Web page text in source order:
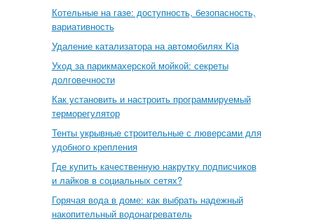
Котельные на газе: доступность, безопасность,
вариативность
Удаление катализатора на автомобилях Kia
Уход за парикмахерской мойкой: секреты
долговечности
Как установить и настроить программируемый
терморегулятор
Тенты укрывные строительные с люверсами для
удобного крепления
Где купить качественную накрутку подписчиков
и лайков в социальных сетях?
Горячая вода в доме: как выбрать надежный
накопительный водонагреватель